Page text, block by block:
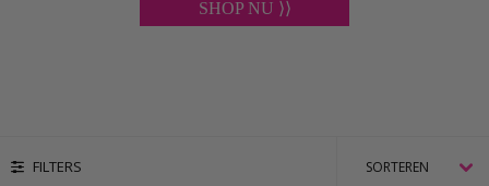
SHOP NU ⟩⟩
FILTERS